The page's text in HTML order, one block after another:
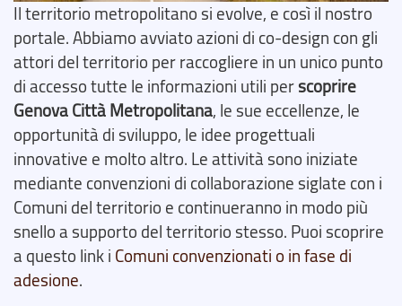
Il territorio metropolitano si evolve, e così il nostro
portale. Abbiamo avviato azioni di co-design con gli
attori del territorio per raccogliere in un unico punto
di accesso tutte le informazioni utili perscoprire
Genova Città Metropolitana, le sue eccellenze, le
opportunità di sviluppo, le idee progettuali
innovative e molto altro. Le attività sono iniziate
mediante convenzioni di collaborazione siglate con i
Comuni del territorio e continueranno in modo più
snello a supporto del territorio stesso. Puoi scoprire
a questo link i Comuni convenzionati o in fase di
adesione.